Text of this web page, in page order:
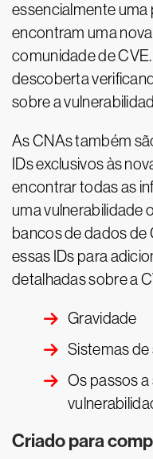
essencialmente uma
encontram uma
comunidade de
descoberta
sobre a
As CNAs também
IDs exclusivos às
encontrar todas as
uma vulnerabilidade
bancos de dados de
essas IDs para
detalhadas sobre a
Gravidade
Sistemas
Os passos a
Criado para